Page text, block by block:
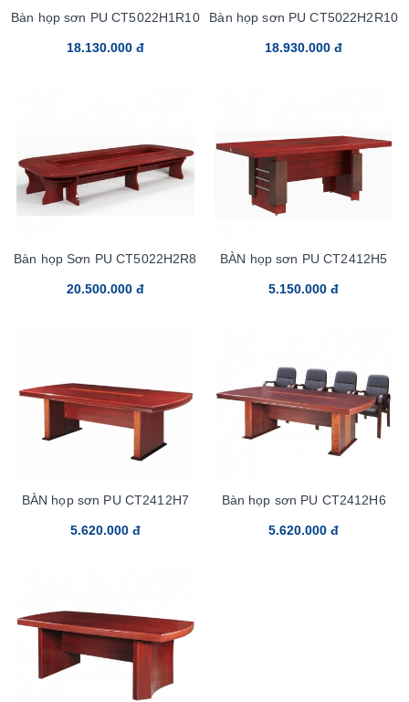
Bàn họp sơn PU CT5022H1R10
18.130.000 đ
Bàn họp sơn PU CT5022H2R10
18.930.000 đ
Bàn họp Sơn PU CT5022H2R8
20.500.000 đ
BÀN họp sơn PU CT2412H5
5.150.000 đ
BÀN họp sơn PU CT2412H7
5.620.000 đ
Bàn họp sơn PU CT2412H6
5.620.000 đ